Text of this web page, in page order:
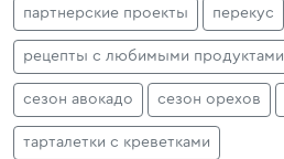
партнерские проекты перекус
рецепты с любимыми продуктами
сезон авокадо сезон орехов
тарталетки с креветками